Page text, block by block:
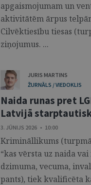
apgaismojumam un
aktivitātēm ārpus
Cilvēktiesību tiesas
ziņojumus. ...
JURIS MARTINS
ŽURNĀLS / VIEDOKLIS
Naida runas pret
Latvijā
3. JŪNIJS 2026 • 10:00
Krimināllikums
“kas vērsta uz naida
dzimuma, vecuma,
pants), tiek kvalificēta